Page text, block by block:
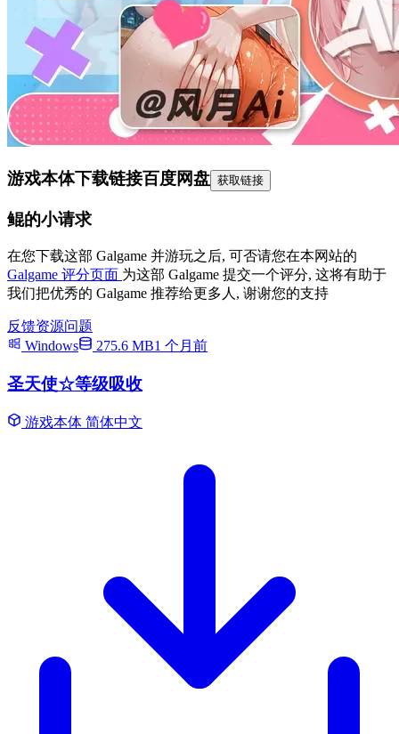
游戏本体下载链接百度网盘 获取链接
鲲的小请求
在您下载这部 Galgame 并游玩之后, 可否请您在本网站的
Galgame 评分页面 为这部 Galgame 提交一个评分, 这将有助于
我们把优秀的 Galgame 推荐给更多人, 谢谢您的支持
反馈资源问题
Windows
275.6 MB1 个月前
圣天使☆等级吸收
游戏本体 简体中文